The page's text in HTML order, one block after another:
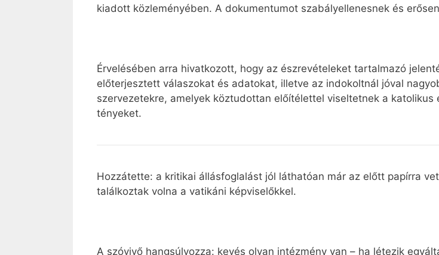
kiadott közleményében. A dokumentumot szabályellenesnek és
Érvelésében arra hivatkozott, hogy az észrevételeket tartalmazó
előterjesztett válaszokat és adatokat, illetve az indokoltnál jóval
szervezetekre, amelyek köztudottan előítélettel viseltetnek a
tényeket.
Hozzátette: a kritikai állásfoglalást jól láthatóan már az előtt papírra
találkoztak volna a vatikáni képviselőkkel.
A szóvivő hangsúlyozza: kevés olyan intézmény van – ha létezik